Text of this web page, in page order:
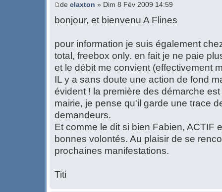
de claxton » Dim 8 Fév 2009 14:59
bonjour, et bienvenu A Flines
pour information je suis également
total, freebox only. en fait je ne paie
et le débit me convient (effectivement
IL y a sans doute une action de fond
évident ! la première des démarche
mairie, je pense qu'il garde une trace
demandeurs.
Et comme le dit si bien Fabien, ACTIF
bonnes volontés. Au plaisir de se
prochaines manifestations.
Titi